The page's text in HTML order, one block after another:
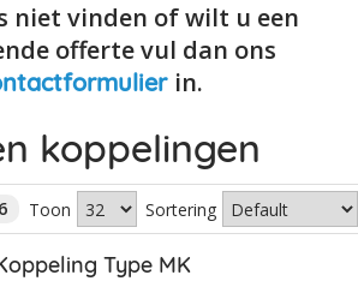
niet vinden of wilt u een
offerte vul dan ons
in.
koppelingen
Toon Sortering
Type MK